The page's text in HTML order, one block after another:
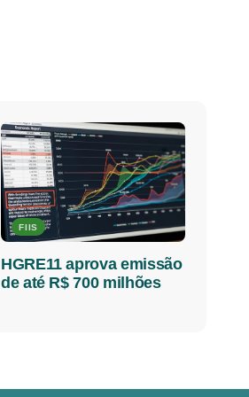
FIIS
HGRE11 aprova emissão
de até R$ 700 milhões